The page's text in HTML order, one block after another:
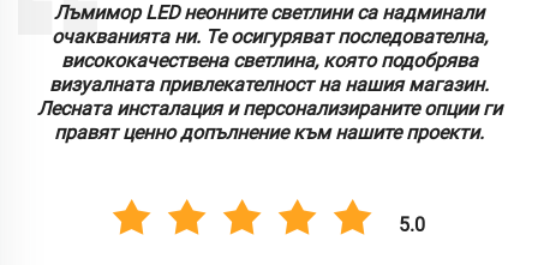
Лъмимор LED неонните светлини са надминали
очакванията ни. Те осигуряват последователна,
висококачествена светлина, която подобрява
визуалната привлекателност на нашия магазин.
Лесната инсталация и персонализираните опции ги
правят ценно допълнение към нашите проекти.
5.0